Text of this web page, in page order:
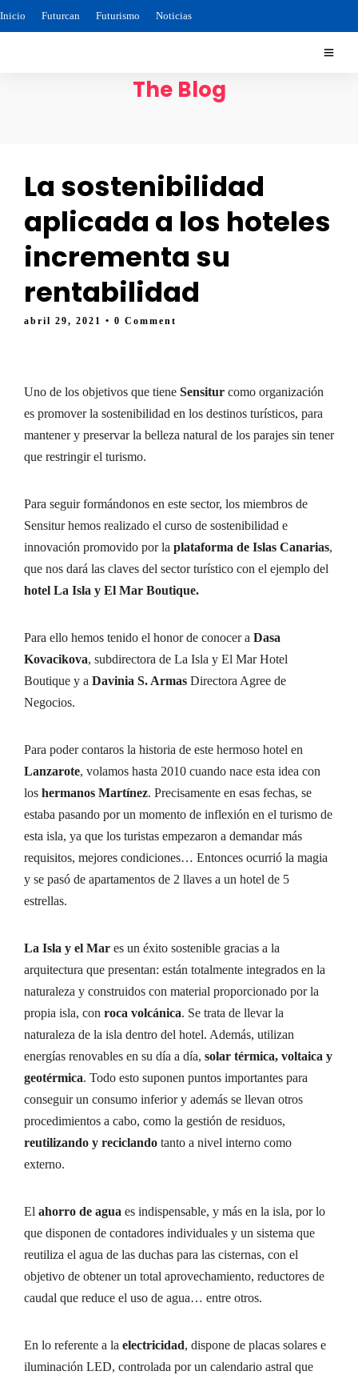
Inicio Futurcan Futurismo Noticias
The Blog
La sostenibilidad
aplicada a los hoteles
incrementa su
rentabilidad
abril 29, 2021 • 0 Comment
Uno de los objetivos que tiene Sensitur como organización
es promover la sostenibilidad en los destinos turísticos, para
mantener y preservar la belleza natural de los parajes sin tener
que restringir el turismo.
Para seguir formándonos en este sector, los miembros de
Sensitur hemos realizado el curso de sostenibilidad e
innovación promovido por la plataforma de Islas Canarias,
que nos dará las claves del sector turístico con el ejemplo del
hotel La Isla y El Mar Boutique.
Para ello hemos tenido el honor de conocer a Dasa
Kovacikova, subdirectora de La Isla y El Mar Hotel
Boutique y a Davinia S. Armas Directora Agree de
Negocios.
Para poder contaros la historia de este hermoso hotel en
Lanzarote, volamos hasta 2010 cuando nace esta idea con
los hermanos Martínez. Precisamente en esas fechas, se
estaba pasando por un momento de inflexión en el turismo de
esta isla, ya que los turistas empezaron a demandar más
requisitos, mejores condiciones… Entonces ocurrió la magia
y se pasó de apartamentos de 2 llaves a un hotel de 5
estrellas.
La Isla y el Mar es un éxito sostenible gracias a la
arquitectura que presentan: están totalmente integrados en la
naturaleza y construidos con material proporcionado por la
propia isla, con roca volcánica. Se trata de llevar la
naturaleza de la isla dentro del hotel. Además, utilizan
energías renovables en su día a día, solar térmica, voltaica y
geotérmica. Todo esto suponen puntos importantes para
conseguir un consumo inferior y además se llevan otros
procedimientos a cabo, como la gestión de residuos,
reutilizando y reciclando tanto a nivel interno como
externo.
El ahorro de agua es indispensable, y más en la isla, por lo
que disponen de contadores individuales y un sistema que
reutiliza el agua de las duchas para las cisternas, con el
objetivo de obtener un total aprovechamiento, reductores de
caudal que reduce el uso de agua… entre otros.
En lo referente a la electricidad, dispone de placas solares e
iluminación LED, controlada por un calendario astral que